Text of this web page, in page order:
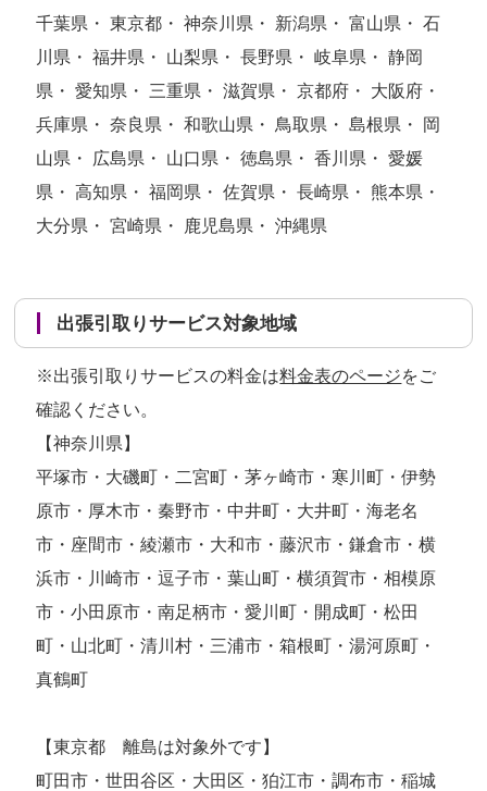
千葉県・ 東京都・ 神奈川県・ 新潟県・ 富山県・ 石
川県・ 福井県・ 山梨県・ 長野県・ 岐阜県・ 静岡
県・ 愛知県・ 三重県・ 滋賀県・ 京都府・ 大阪府・
兵庫県・ 奈良県・ 和歌山県・ 鳥取県・ 島根県・ 岡
山県・ 広島県・ 山口県・ 徳島県・ 香川県・ 愛媛
県・ 高知県・ 福岡県・ 佐賀県・ 長崎県・ 熊本県・
大分県・ 宮崎県・ 鹿児島県・ 沖縄県
出張引取りサービス対象地域
※出張引取りサービスの料金は料金表のページをご
確認ください。
【神奈川県】
平塚市・大磯町・二宮町・茅ヶ崎市・寒川町・伊勢
原市・厚木市・秦野市・中井町・大井町・海老名
市・座間市・綾瀬市・大和市・藤沢市・鎌倉市・横
浜市・川崎市・逗子市・葉山町・横須賀市・相模原
市・小田原市・南足柄市・愛川町・開成町・松田
町・山北町・清川村・三浦市・箱根町・湯河原町・
真鶴町
【東京都 離島は対象外です】
町田市・世田谷区・大田区・狛江市・調布市・稲城